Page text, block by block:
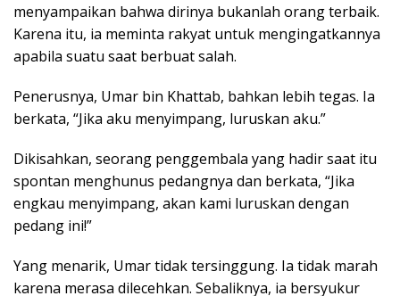
menyampaikan bahwa dirinya bukanlah orang terbaik.
Karena itu, ia meminta rakyat untuk mengingatkannya
apabila suatu saat berbuat salah.
Penerusnya, Umar bin Khattab, bahkan lebih tegas. Ia
berkata, “Jika aku menyimpang, luruskan aku.”
Dikisahkan, seorang penggembala yang hadir saat itu
spontan menghunus pedangnya dan berkata, “Jika
engkau menyimpang, akan kami luruskan dengan
pedang ini!”
Yang menarik, Umar tidak tersinggung. Ia tidak marah
karena merasa dilecehkan. Sebaliknya, ia bersyukur